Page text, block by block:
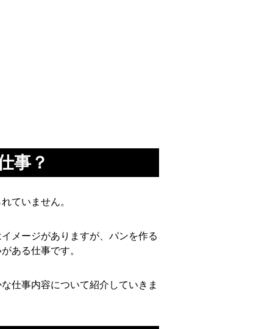
事？
ていません。
メージがありますが、パンを作る
ある仕事です。
仕事内容について紹介していきま